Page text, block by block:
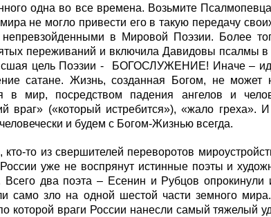
одна во все времена. Возьмите
не могло привести его в такую передачу
непревзойденными в Мировой Поэзии. Более
переживаний и включила Давидовы псалмы
цель Поэзии - БОГОСЛУЖЕНИЕ! Иначе –
сатане. Жизнь, созданная Богом, не
в мир, посредством падения ангелов и
враг» («который истребится»), «жало греха».
и будем с Богом-Жизнью всегда.
кто-то из свершителей переворотов
уже не воспрянут истинные поэты и
Всего два поэта – Есенин и Рубцов
само зло на одной шестой части земного
которой враги России нанесли самый тяжелый